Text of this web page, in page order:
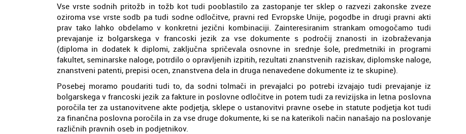
Vse vrste sodnih pritožb in tožb kot tudi pooblastilo za zastopanje ter sklep o razvezi zakonske zveze
oziroma vse vrste sodb pa tudi sodne odločitve, pravni red Evropske Unije, pogodbe in drugi pravni akti
prav tako lahko obdelamo v konkretni jezični kombinaciji. Zainteresiranim strankam omogočamo tudi
prevajanje iz bolgarskega v francoski jezik za vse dokumente s področij znanosti in izobraževanja
(diploma in dodatek k diplomi, zaključna spričevala osnovne in srednje šole, predmetniki in programi
fakultet, seminarske naloge, potrdilo o opravljenih izpitih, rezultati znanstvenih raziskav, diplomske naloge,
znanstveni patenti, prepisi ocen, znanstvena dela in druga nenavedene dokumente iz te skupine).
Posebej moramo poudariti tudi to, da sodni tolmači in prevajalci po potrebi izvajajo tudi prevajanje iz
bolgarskega v francoski jezik za fakture in poslovne odločitve in potem tudi za revizijska in letna poslovna
poročila ter za ustanovitvene akte podjetja, sklepe o ustanovitvi pravne osebe in statute podjetja kot tudi
za finančna poslovna poročila in za vse druge dokumente, ki se na katerikoli način nanašajo na poslovanje
različnih pravnih oseb in podjetnikov.